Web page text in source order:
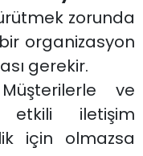
zorunda
organizasyon
gerekir.
ve
etkili iletişim
için olmazsa